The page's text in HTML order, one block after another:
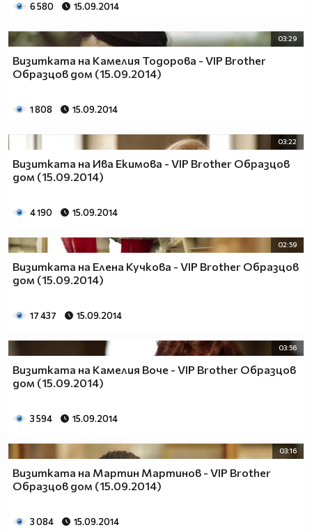
6 580 15.09.2014
03:29
Визитката на Камелия Тодорова - VIP Brother
Образцов дом (15.09.2014)
1 808 15.09.2014
03:22
Визитката на Ива Екимова - VIP Brother Образцов
дом (15.09.2014)
4 190 15.09.2014
02:59
Визитката на Елена Кучкова - VIP Brother Образцов
дом (15.09.2014)
17 437 15.09.2014
03:56
Визитката на Камелия Воче - VIP Brother Образцов
дом (15.09.2014)
3 594 15.09.2014
03:16
Визитката на Мартин Мартинов - VIP Brother
Образцов дом (15.09.2014)
3 084 15.09.2014